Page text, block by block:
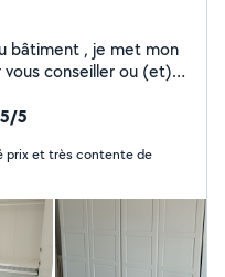
, je met mon
conseiller ou (et)
et
pas à me contacter
5
prix et très contente de